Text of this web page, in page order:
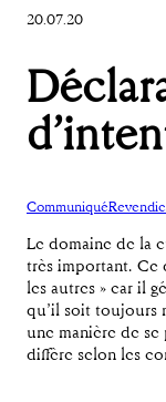
20.07.20
Communiqué
Le domaine de la
très important. Ce
les autres » car il
qu’il soit toujours
une manière de se
diffère selon les